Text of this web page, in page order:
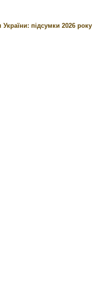
підсумки 2026 року